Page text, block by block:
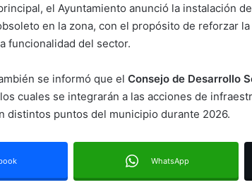
el Ayuntamiento anunció la instalación
en la zona, con el propósito de reforzar
funcionalidad del sector.
se informó que el Consejo de Desarrollo
cuales se integrarán a las acciones de
distintos puntos del municipio durante 2026.
WhatsApp